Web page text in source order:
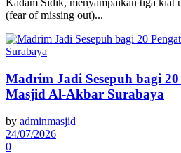
Kadam Sidik, menyampaikan tiga kiat
(fear of missing out)...
Madrim Jadi Sesepuh bagi
Masjid Al-Akbar Surabaya
by adminmasjid
24/07/2026
0